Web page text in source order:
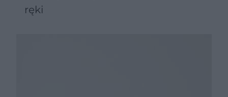
ręki